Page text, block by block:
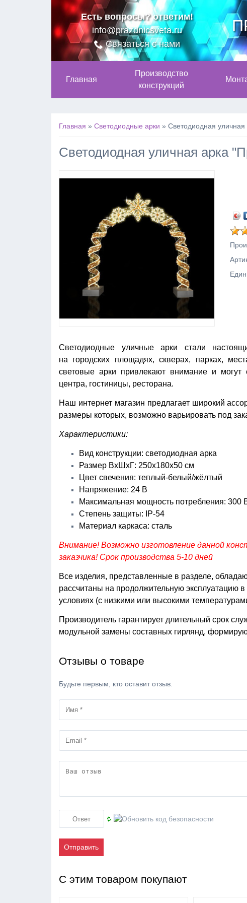
Есть вопросы? ответим!
info@prazdnicsveta.ru
Связаться с нами
Главная
Производство
конструкций
Главная » Светодиодные арки » Светодиодная
Светодиодная уличная арка
Светодиодные уличные арки стали
на городских площадях, скверах, парках,
световые арки привлекают внимание и могут
центра, гостиницы, ресторана.
Наш интернет магазин предлагает широкий
размеры которых, возможно варьировать под
Характеристики:
Вид конструкции: светодиодная арка
Размер ВхШхГ: 250х180х50 см
Цвет свечения: теплый-белый/жёлтый
Напряжение: 24 В
Максимальная мощность потребления: 300
Степень защиты: IP-54
Материал каркаса: сталь
Внимание! Возможно изготовление данной
заказчика! Срок производства 5-10 дней
Все изделия, представленные в разделе,
рассчитаны на продолжительную эксплуатацию
условиях (с низкими или высокими
Производитель гарантирует длительный срок
модульной замены составных гирлянд,
Отзывы о товаре
Будьте первым, кто оставит отзыв.
Отправить
С этим товаром покупают